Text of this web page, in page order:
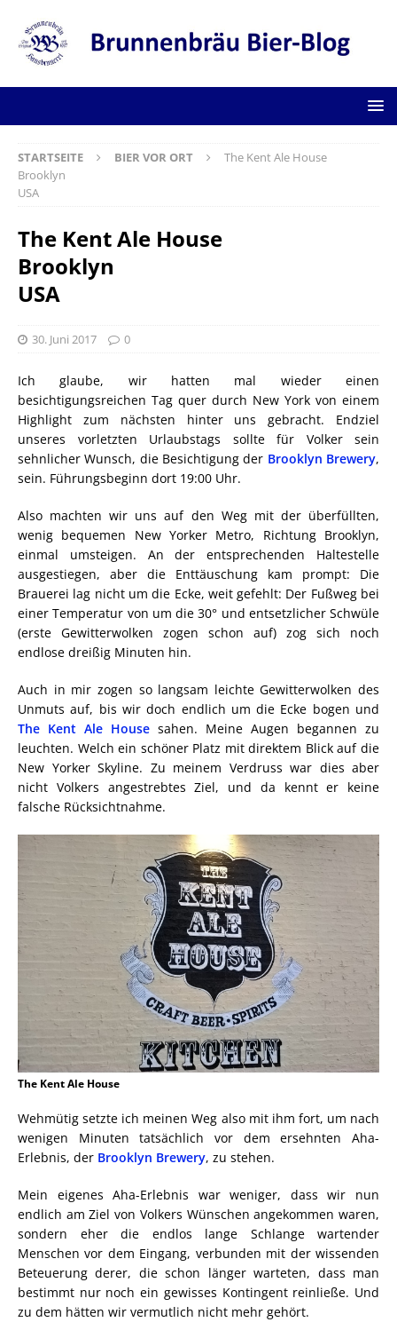
STARTSEITE BIER VOR ORT
The Kent Ale House
Brooklyn
USA
The Kent Ale House
Brooklyn
USA
30. Juni 2017 0
Ich glaube, wir hatten mal wieder einen
besichtigungsreichen Tag quer durch New York von einem
Highlight zum nächsten hinter uns gebracht. Endziel
unseres vorletzten Urlaubstags sollte für Volker sein
sehnlicher Wunsch, die Besichtigung der Brooklyn Brewery,
sein. Führungsbeginn dort 19:00 Uhr.
Also machten wir uns auf den Weg mit der überfüllten,
wenig bequemen New Yorker Metro, Richtung Brooklyn,
einmal umsteigen. An der entsprechenden Haltestelle
ausgestiegen, aber die Enttäuschung kam prompt: Die
Brauerei lag nicht um die Ecke, weit gefehlt: Der Fußweg bei
einer Temperatur von um die 30° und entsetzlicher Schwüle
(erste Gewitterwolken zogen schon auf) zog sich noch
endlose dreißig Minuten hin.
Auch in mir zogen so langsam leichte Gewitterwolken des
Unmuts auf, bis wir doch endlich um die Ecke bogen und
The Kent Ale House sahen. Meine Augen begannen zu
leuchten. Welch ein schöner Platz mit direktem Blick auf die
New Yorker Skyline. Zu meinem Verdruss war dies aber
nicht Volkers angestrebtes Ziel, und da kennt er keine
falsche Rücksichtnahme.
The Kent Ale House
Wehmütig setzte ich meinen Weg also mit ihm fort, um nach
wenigen Minuten tatsächlich vor dem ersehnten Aha-
Erlebnis, der Brooklyn Brewery, zu stehen.
Mein eigenes Aha-Erlebnis war weniger, dass wir nun
endlich am Ziel von Volkers Wünschen angekommen waren,
sondern eher die endlos lange Schlange wartender
Menschen vor dem Eingang, verbunden mit der wissenden
Beteuerung derer, die schon länger warteten, dass man
bestimmt nur noch ein gewisses Kontingent reinließe. Und
zu dem hätten wir vermutlich nicht mehr gehört.